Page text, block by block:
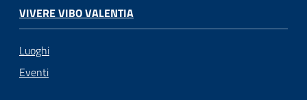
VIVERE VIBO VALENTIA
Luoghi
Eventi